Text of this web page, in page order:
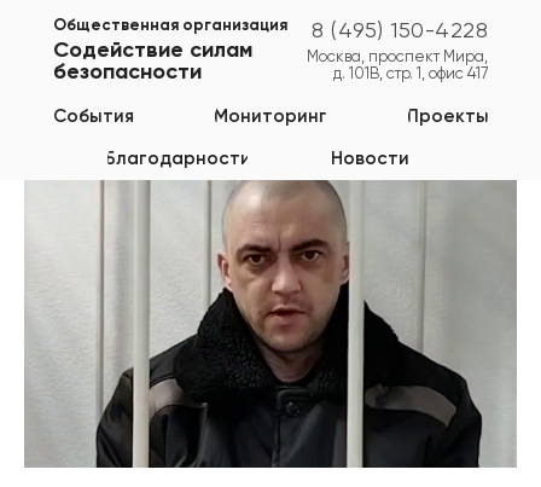
8 (495) 150-4228
Общественная организация
Содействие силам
безопасности
Мониторинг
События
Благодарности Новости
Проекты
Москва, проспект Мира,
д. 101В, стр. 1, офис 417
Курская область